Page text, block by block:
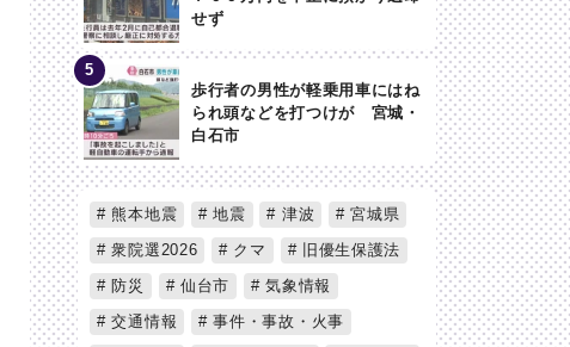
せず
歩行者の男性が軽乗用車にはね
られ頭などを打つけが 宮城・
白石市
熊本地震 地震 津波
宮城県
衆院選2026
クマ
旧優生保護法
防災
仙台市
気象情報
交通情報
事件・事故・火事